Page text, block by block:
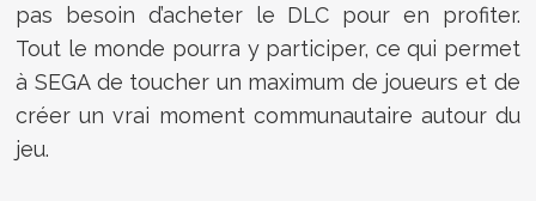
pas besoin d’acheter le DLC pour en profiter.
Tout le monde pourra y participer, ce qui permet
à SEGA de toucher un maximum de joueurs et de
créer un vrai moment communautaire autour du
jeu.